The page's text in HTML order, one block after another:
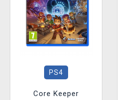
PS4
Core Keeper